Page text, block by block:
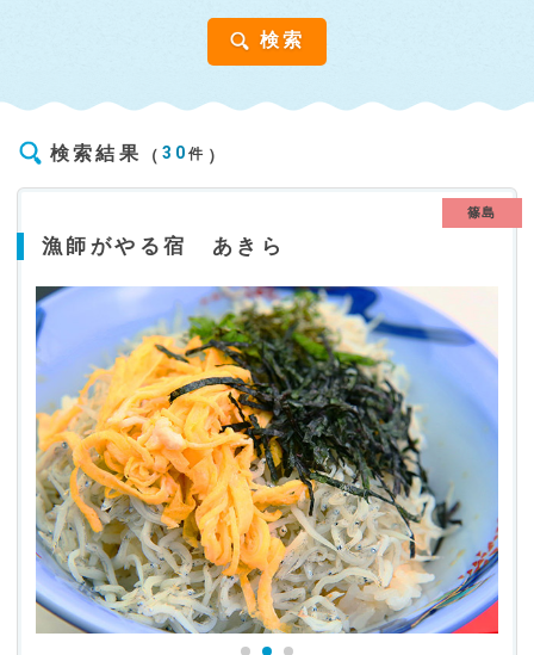
検索
検索結果 30件
漁師がやる宿 あきら
篠島